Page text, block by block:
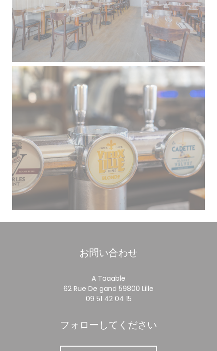
お問い合わせ
A Taaable
62 Rue De gand 59800 Lille
09 51 42 04 15
フォローしてください